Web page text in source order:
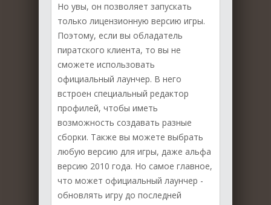
Но увы, он позволяет запускать
только лицензионную версию игры.
Поэтому, если вы обладатель
пиратского клиента, то вы не
сможете использовать
официальный лаунчер. В него
встроен специальный редактор
профилей, чтобы иметь
возможность создавать разные
сборки. Также вы можете выбрать
любую версию для игры, даже альфа
версию 2010 года. Но самое главное,
что может официальный лаунчер -
обновлять игру до последней